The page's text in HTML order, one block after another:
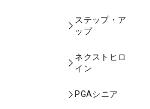
ステップ・ア
ップ
ネクストヒロ
イン
PGAシニア